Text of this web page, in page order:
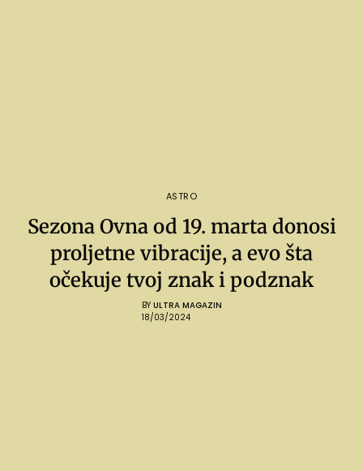
ASTRO
Sezona Ovna od 19. marta donosi
proljetne vibracije, a evo šta
očekuje tvoj znak i podznak
BY ULTRA MAGAZIN
18/03/2024